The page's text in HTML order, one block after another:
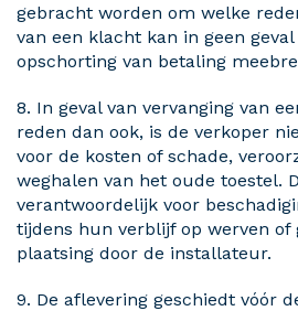
gebracht worden om welke
van een klacht kan in geen
opschorting van betaling
8. In geval van vervanging van
reden dan ook, is de verkoper
voor de kosten of schade,
weghalen van het oude toestel.
verantwoordelijk voor
tijdens hun verblijf op werven of
plaatsing door de installateur.
9. De aflevering geschiedt vóór